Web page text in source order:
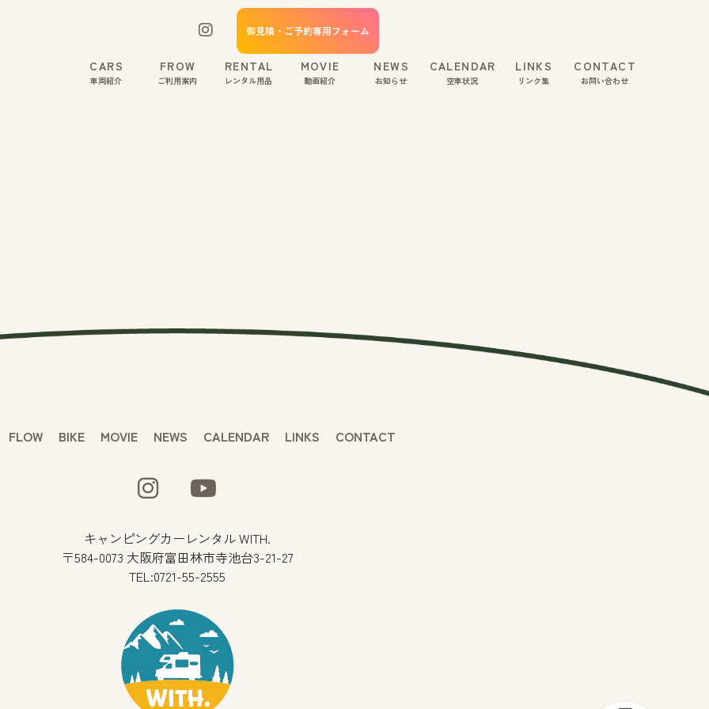
御見積・ご予約専用フォーム
CARS
車両紹介
FROW
ご利用案内
RENTAL
レンタル用品
MOVIE
動画紹介
NEWS
お知らせ
CALENDAR
空車状況
LINKS
リンク集
CONTACT
お問い合わせ
FLOW BIKE MOVIE NEWS CALENDAR LINKS CONTACT
キャンピングカーレンタル WITH.
〒584-0073 大阪府富田林市寺池台3-21-27
TEL:0721-55-2555